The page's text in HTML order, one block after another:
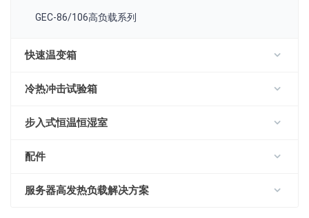
GEC-86/106高负载系列
快速温变箱
冷热冲击试验箱
步入式恒温恒湿室
配件
服务器高发热负载解决方案